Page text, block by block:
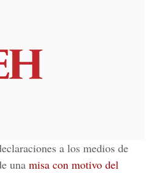
a los medios de
una misa con motivo del